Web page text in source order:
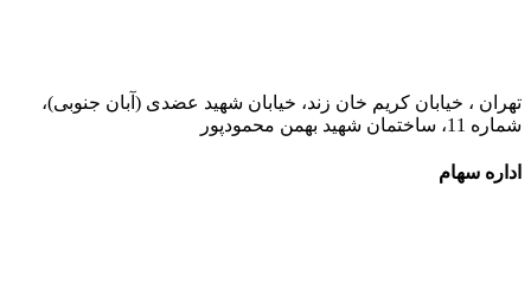
تهران ، خیابان کریم خان زند، خیابان شهید عضدی (آبان جنوبی)،
شماره 11، ساختمان شهید بهمن محمودپور
اداره سهام